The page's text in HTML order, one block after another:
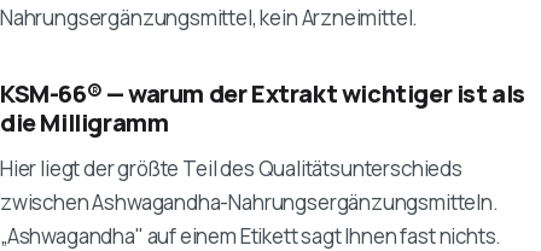
Nahrungsergänzungsmittel, kein Arzneimittel.
KSM-66® — warum der Extrakt wichtiger ist als
die Milligramm
Hier liegt der größte Teil des Qualitätsunterschieds
zwischen Ashwagandha-Nahrungsergänzungsmitteln.
„Ashwagandha" auf einem Etikett sagt Ihnen fast nichts.